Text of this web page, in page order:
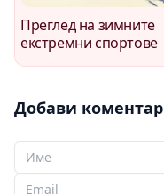
Преглед на зимните
екстремни спортове
Добави коментар
Вашето име
Вашият имейл